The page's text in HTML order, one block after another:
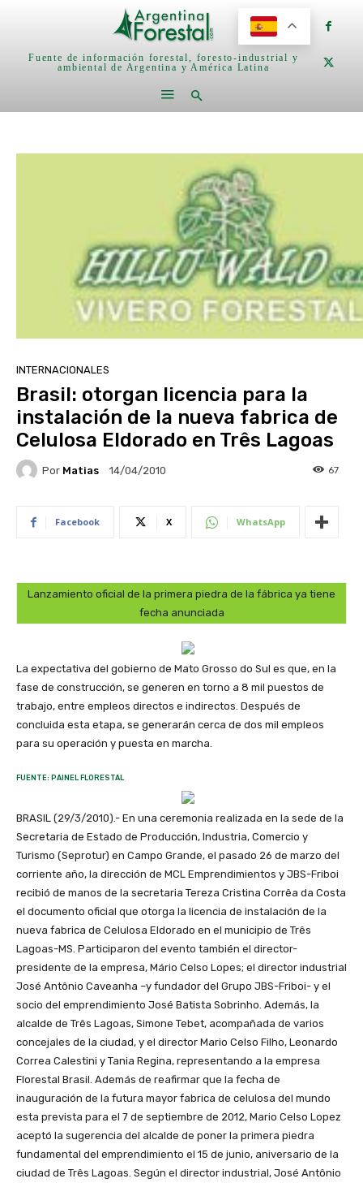
Fuente de información forestal, foresto-industrial y
ambiental de Argentina y América Latina
INTERNACIONALES
Brasil: otorgan licencia para la
instalación de la nueva fabrica de
Celulosa Eldorado en Três Lagoas
Por Matias 14/04/2010 67
Facebook X WhatsApp
Lanzamiento oficial de la primera piedra de la fábrica ya tiene
fecha anunciada
La expectativa del gobierno de Mato Grosso do Sul es que, en la
fase de construcción, se generen en torno a 8 mil puestos de
trabajo, entre empleos directos e indirectos. Después de
concluida esta etapa, se generarán cerca de dos mil empleos
para su operación y puesta en marcha.
FUENTE: PAINEL FLORESTAL
BRASIL (29/3/2010).- En una ceremonia realizada en la sede de la
Secretaria de Estado de Producción, Industria, Comercio y
Turismo (Seprotur) en Campo Grande, el pasado 26 de marzo del
corriente año, la dirección de MCL Emprendimientos y JBS-Friboi
recibió de manos de la secretaria Tereza Cristina Corrêa da Costa
el documento oficial que otorga la licencia de instalación de la
nueva fabrica de Celulosa Eldorado en el municipio de Três
Lagoas-MS. Participaron del evento también el director-
presidente de la empresa, Mário Celso Lopes; el director industrial
José Antônio Caveanha –y fundador del Grupo JBS-Friboi- y el
socio del emprendimiento José Batista Sobrinho. Además, la
alcalde de Três Lagoas, Simone Tebet, acompañada de varios
concejales de la ciudad, y el director Mario Celso Filho, Leonardo
Correa Calestini y Tania Regina, representando a la empresa
Florestal Brasil. Además de reafirmar que la fecha de
inauguración de la futura mayor fabrica de celulosa del mundo
esta prevista para el 7 de septiembre de 2012, Mario Celso Lopez
aceptó la sugerencia del alcalde de poner la primera piedra
fundamental del emprendimiento el 15 de junio, aniversario de la
ciudad de Três Lagoas. Según el director industrial, José Antônio